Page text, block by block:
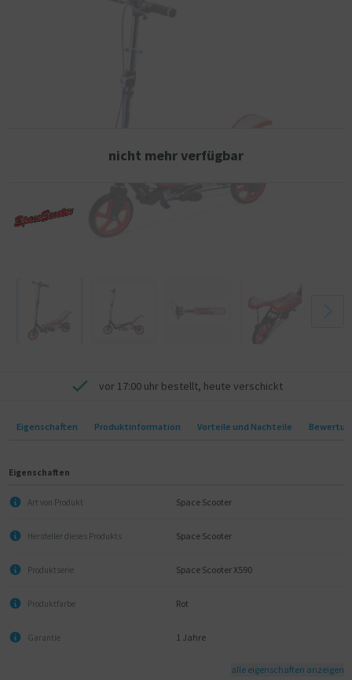
Geeignetes Alter: ab 8 J.
Räder: 2 x 8 Zoll PU
nicht mehr verfügbar
vor 17:00 uhr bestellt, heute verschickt
Eigenschaften Produktinformation Vorteile und Nachteile
Eigenschaften
Art von Produkt Space Scooter
Hersteller dieses Produkts Space Scooter
Produktserie Space Scooter X590
Produktfarbe Rot
Garantie 1 Jahre
alle eigenschaften anzeigen